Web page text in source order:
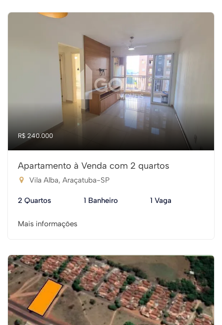
R$ 240.000
Apartamento à Venda com 2 quartos
Vila Alba, Araçatuba-SP
2 Quartos 1 Banheiro 1 Vaga
Mais informações